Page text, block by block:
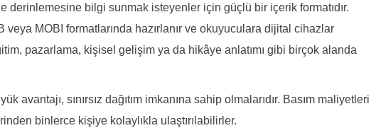
derinlemesine bilgi sunmak isteyenler için güçlü bir içerik formatıdır.
veya MOBI formatlarında hazırlanır ve okuyuculara dijital cihazlar
pazarlama, kişisel gelişim ya da hikâye anlatımı gibi birçok alanda
avantajı, sınırsız dağıtım imkanına sahip olmalarıdır. Basım maliyetleri
binlerce kişiye kolaylıkla ulaştırılabilirler.